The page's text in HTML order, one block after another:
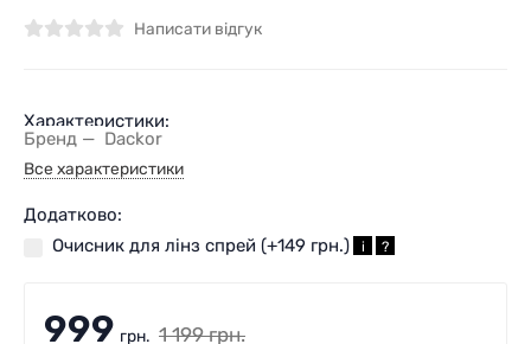
Написати відгук
Характеристики:
Бренд
Dackor
Все характеристики
Додатково:
Очисник для лінз спрей (+149 грн.) i ?
999 грн. 1 199 грн.